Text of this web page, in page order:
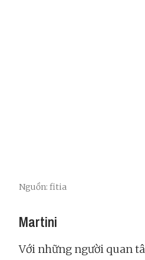
Nguồn: fitia
Martini
Với những người quan